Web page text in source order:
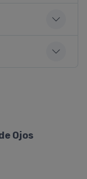
Ojos